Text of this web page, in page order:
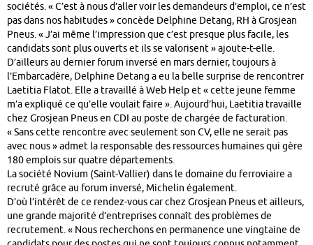
sociétés. « C’est à nous d’aller voir les demandeurs d’emploi, ce n’est
pas dans nos habitudes » concède Delphine Detang, RH à Grosjean
Pneus. « J’ai même l’impression que c’est presque plus facile, les
candidats sont plus ouverts et ils se valorisent » ajoute-t-elle.
D’ailleurs au dernier forum inversé en mars dernier, toujours à
l’Embarcadère, Delphine Detang a eu la belle surprise de rencontrer
Laetitia Flatot. Elle a travaillé à Web Help et « cette jeune femme
m’a expliqué ce qu’elle voulait faire ». Aujourd’hui, Laetitia travaille
chez Grosjean Pneus en CDI au poste de chargée de facturation.
« Sans cette rencontre avec seulement son CV, elle ne serait pas
avec nous » admet la responsable des ressources humaines qui gère
180 emplois sur quatre départements.
La société Novium (Saint-Vallier) dans le domaine du ferroviaire a
recruté grâce au forum inversé, Michelin également.
D’où l’intérêt de ce rendez-vous car chez Grosjean Pneus et ailleurs,
une grande majorité d’entreprises connaît des problèmes de
recrutement. « Nous recherchons en permanence une vingtaine de